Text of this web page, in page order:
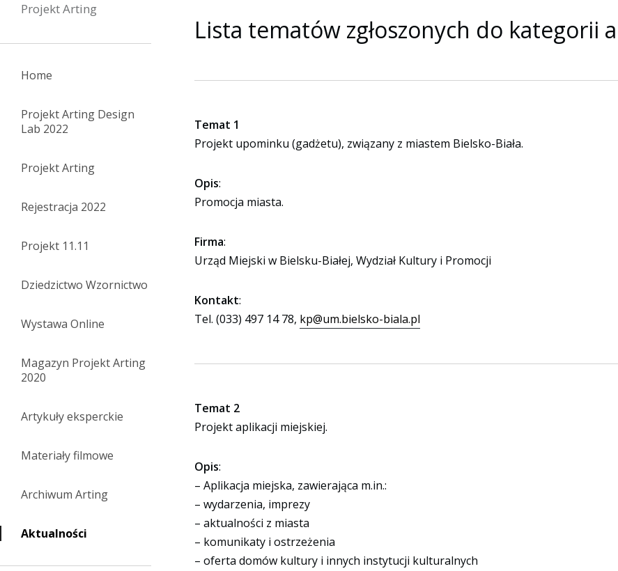
Projekt Arting
Home
Projekt Arting Design
Lab 2022
Projekt Arting
Rejestracja 2022
Projekt 11.11
Dziedzictwo Wzornictwo
Wystawa Online
Magazyn Projekt Arting
2020
Artykuły eksperckie
Materiały filmowe
Archiwum Arting
Aktualności
Lista tematów zgłoszonych do kategorii
Temat 1
Projekt upominku (gadżetu), związany z miastem Bielsko-Biała.
Opis:
Promocja miasta.
Firma:
Urząd Miejski w Bielsku-Białej, Wydział Kultury i Promocji
Kontakt:
Tel. (033) 497 14 78, kp@um.bielsko-biala.pl
Temat 2
Projekt aplikacji miejskiej.
Opis:
– Aplikacja miejska, zawierająca m.in.:
– wydarzenia, imprezy
– aktualności z miasta
– komunikaty i ostrzeżenia
– oferta domów kultury i innych instytucji kulturalnych